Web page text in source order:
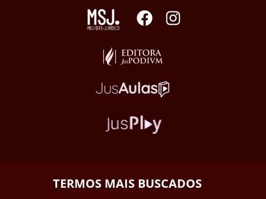
TERMOS MAIS BUSCADOS